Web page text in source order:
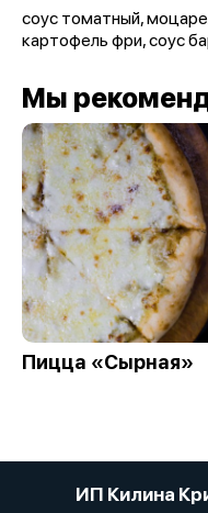
соус томатный,
картофель фри, соус
Мы
Пицца «Сырная»
ИП Килина